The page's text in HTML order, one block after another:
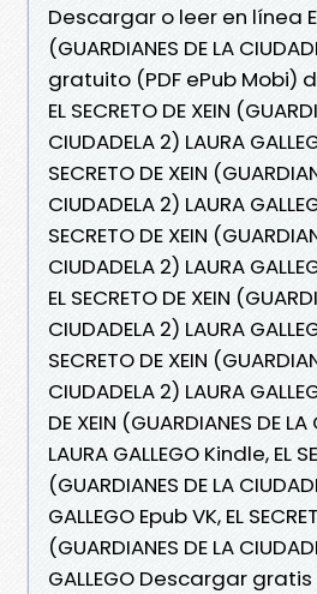
Descargar o leer en línea EL
(GUARDIANES DE LA
gratuito (PDF ePub Mobi)
EL SECRETO DE XEIN
CIUDADELA 2) LAURA
SECRETO DE XEIN
CIUDADELA 2) LAURA
SECRETO DE XEIN
CIUDADELA 2) LAURA
EL SECRETO DE XEIN
CIUDADELA 2) LAURA
SECRETO DE XEIN
CIUDADELA 2) LAURA
DE XEIN (GUARDIANES DE
LAURA GALLEGO Kindle, EL
(GUARDIANES DE LA
GALLEGO Epub VK, EL
(GUARDIANES DE LA
GALLEGO Descargar gratis